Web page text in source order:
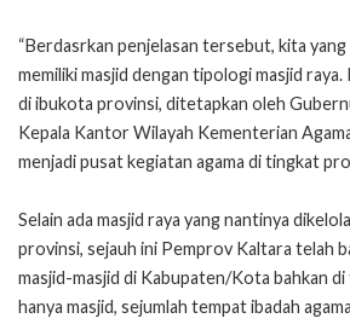
“Berdasrkan penjelasan tersebut, kita
memiliki masjid dengan tipologi masjid
di ibukota provinsi, ditetapkan oleh
Kepala Kantor Wilayah Kementerian
menjadi pusat kegiatan agama di tingkat
Selain ada masjid raya yang nantinya
provinsi, sejauh ini Pemprov Kaltara telah
masjid-masjid di Kabupaten/Kota bahkan
hanya masjid, sejumlah tempat ibadah